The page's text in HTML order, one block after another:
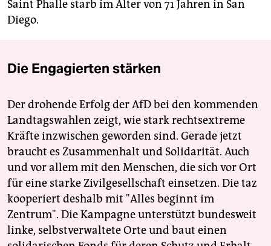
Saint Phalle starb im Alter von 71 Jahren in San
Diego.
Die Engagierten stärken
Der drohende Erfolg der AfD bei den kommenden
Landtagswahlen zeigt, wie stark rechtsextreme
Kräfte inzwischen geworden sind. Gerade jetzt
braucht es Zusammenhalt und Solidarität. Auch
und vor allem mit den Menschen, die sich vor Ort
für eine starke Zivilgesellschaft einsetzen. Die taz
kooperiert deshalb mit "Alles beginnt im
Zentrum". Die Kampagne unterstützt bundesweit
linke, selbstverwaltete Orte und baut einen